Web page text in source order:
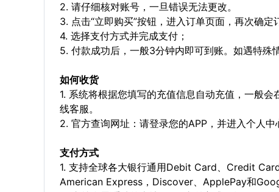
2. 请仔细核对账号，一旦错误无法更改。
3. 点击“立即购买”按钮，进入订单页面，再次确定
4. 选择支付方式并完成支付；
5. 付款成功后，一般3分钟内即可到账。如遇特殊
如何收货
1. 系统将根据您填写的充值信息自动充值，一般
线客服。
2. 官方查询网址：请登录您的APP，并进入个人中
支付方式
1. 支持全球各大银行通用Debit Card、Credit
American Express，Discover、ApplePay和